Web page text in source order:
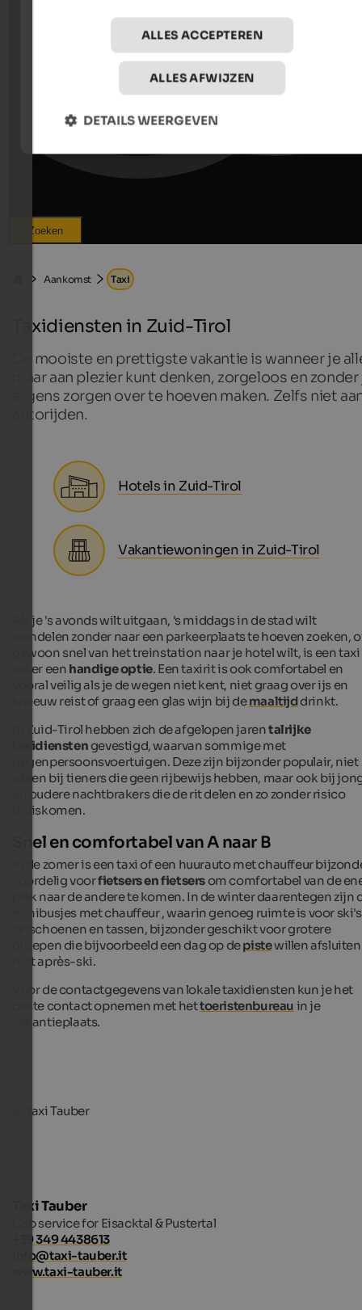
Zoeken
Aankomst Taxi
Taxidiensten in Zuid-Tirol
De mooiste en prettigste vakantie is wanneer je
maar aan plezier kunt denken, zorgeloos en zonder
ergens zorgen over te hoeven maken. Zelfs niet
autorijden.
Hotels in Zuid-Tirol
Vakantiewoningen in Zuid-Tirol
Als je 's avonds wilt uitgaan, 's middags in de stad wilt
wandelen zonder naar een parkeerplaats te hoeven zoeken,
gewoon snel van het treinstation naar je hotel wilt, is een taxi
zeker een handige optie. Een taxirit is ook comfortabel en
vooral veilig als je de wegen niet kent, niet graag over ijs en
sneeuw reist of graag een glas wijn bij demaaltijddrinkt.
In Zuid-Tirol hebben zich de afgelopen jarentalrijke
taxidiensten gevestigd, waarvan sommige met
negenpersoonsvoertuigen. Deze zijn bijzonder populair, niet
alleen bij tieners die geen rijbewijs hebben, maar ook bij
en oudere nachtbrakers die de rit delen en zo zonder risico
thuiskomen.
Snel en comfortabel van A naar B
In de zomer is een taxi of een huurauto met chauffeur
voordelig voorfietsers en fietsers om comfortabel van de
plek naar de andere te komen. In de winter daarentegen zijn
minibusjes met chauffeur, waarin genoeg ruimte is voor
skischoenen en tassen, bijzonder geschikt voor grotere
groepen die bijvoorbeeld een dag op depistewillen afsluiten
met après-ski.
Voor de contactgegevens van lokale taxidiensten kun je het
beste contact opnemen met hettoeristenbureau in je
vakantieplaats.
Taxi Tauber
Cab service for Eisacktal & Pustertal
+39 349 4438613
info@taxi-tauber.it
www.taxi-tauber.it
ALLES ACCEPTEREN
ALLES AFWIJZEN
DETAILS WEERGEVEN